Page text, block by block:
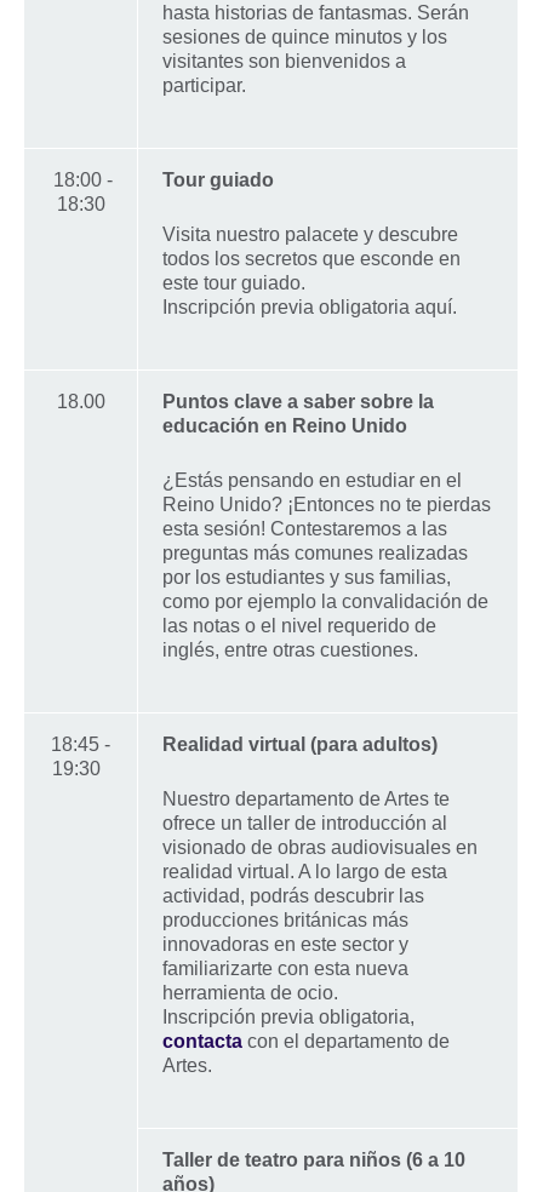
hasta historias de fantasmas. Serán
sesiones de quince minutos y los
visitantes son bienvenidos a
participar.
18:00 -
18:30
Tour guiado
Visita nuestro palacete y descubre
todos los secretos que esconde en
este tour guiado.
Inscripción previa obligatoria aquí.
18.00
Puntos clave a saber sobre la
educación en Reino Unido
¿Estás pensando en estudiar en el
Reino Unido? ¡Entonces no te pierdas
esta sesión! Contestaremos a las
preguntas más comunes realizadas
por los estudiantes y sus familias,
como por ejemplo la convalidación de
las notas o el nivel requerido de
inglés, entre otras cuestiones.
18:45 -
19:30
Realidad virtual (para adultos)
Nuestro departamento de Artes te
ofrece un taller de introducción al
visionado de obras audiovisuales en
realidad virtual. A lo largo de esta
actividad, podrás descubrir las
producciones británicas más
innovadoras en este sector y
familiarizarte con esta nueva
herramienta de ocio.
Inscripción previa obligatoria,
contacta con el departamento de
Artes.
Taller de teatro para niños (6 a 10
años)